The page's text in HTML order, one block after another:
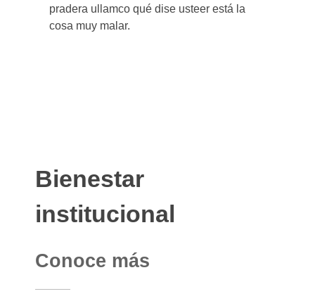
pradera ullamco qué dise usteer está la
cosa muy malar.
Bienestar
institucional
Conoce más